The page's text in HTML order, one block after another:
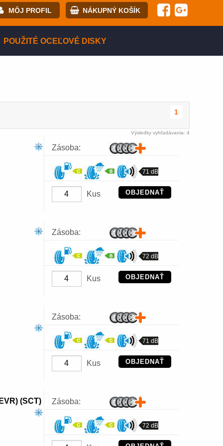
MÔJ PROFIL NÁKUPNÝ KOŠÍK
PRIHLÁSIŤ SA
POUŽITÉ OCEĽOVÉ DISKY
1
Výsledky vyhľadávania: 4
Zásoba:
71 dB
Kus OBJEDNAŤ
Zásoba:
72 dB
Kus OBJEDNAŤ
Zásoba:
71 dB
Kus OBJEDNAŤ
(SCT) Zásoba:
72 dB